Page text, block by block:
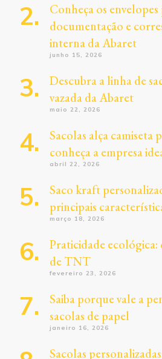
Conheça os envelopes
documentação e
interna da Abaret
junho 15, 2026
Descubra a linha de
vazada da Abaret
maio 22, 2026
Sacolas alça camiseta
conheça a empresa
abril 22, 2026
Saco kraft
principais
março 18, 2026
Praticidade ecológica:
de TNT
fevereiro 23, 2026
Saiba porque vale a
sacolas de papel
janeiro 16, 2026
Sacolas